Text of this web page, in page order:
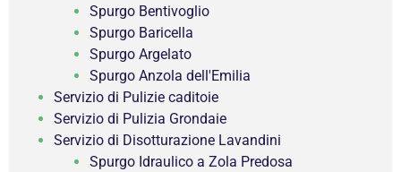
Spurgo Bentivoglio
Spurgo Baricella
Spurgo Argelato
Spurgo Anzola dell'Emilia
Servizio di Pulizie caditoie
Servizio di Pulizia Grondaie
Servizio di Disotturazione Lavandini
Spurgo Idraulico a Zola Predosa